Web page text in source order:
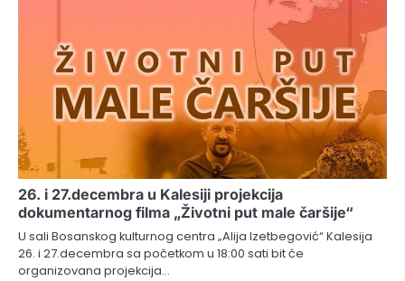
26. i 27.decembra u Kalesiji projekcija
dokumentarnog filma „Životni put male čaršije“
U sali Bosanskog kulturnog centra „Alija Izetbegović“ Kalesija
26. i 27.decembra sa početkom u 18:00 sati bit će
organizovana projekcija…